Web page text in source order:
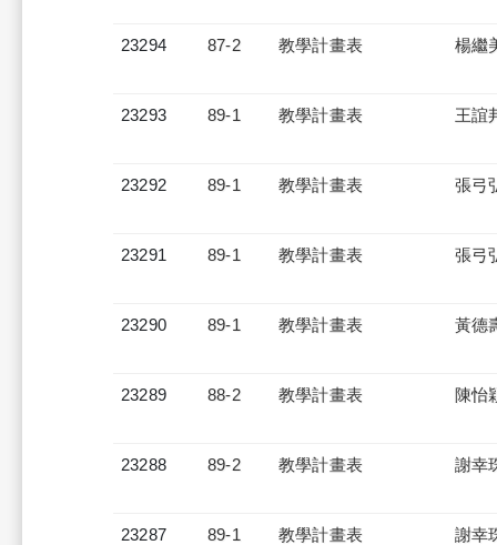
23294 87-2 教學計畫表 楊繼
23293 89-1 教學計畫表 王誼
23292 89-1 教學計畫表 張弓
23291 89-1 教學計畫表 張弓
23290 89-1 教學計畫表 黃德
23289 88-2 教學計畫表 陳怡
23288 89-2 教學計畫表 謝幸
23287 89-1 教學計畫表 謝幸